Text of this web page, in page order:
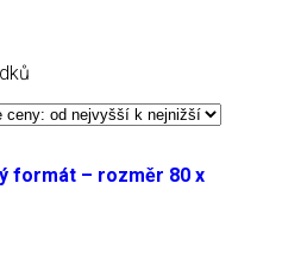
formát – rozměr 80 x